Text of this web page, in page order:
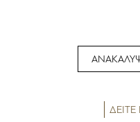
ΔΕΙΤΕ